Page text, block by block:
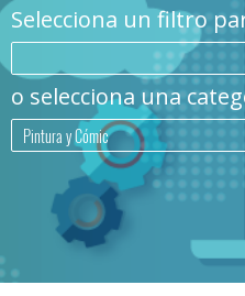
Selecciona un filtro
o selecciona una
Pintura y Cómic